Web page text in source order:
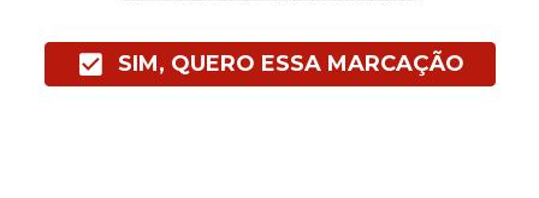
SIM, QUERO ESSA MARCAÇÃO